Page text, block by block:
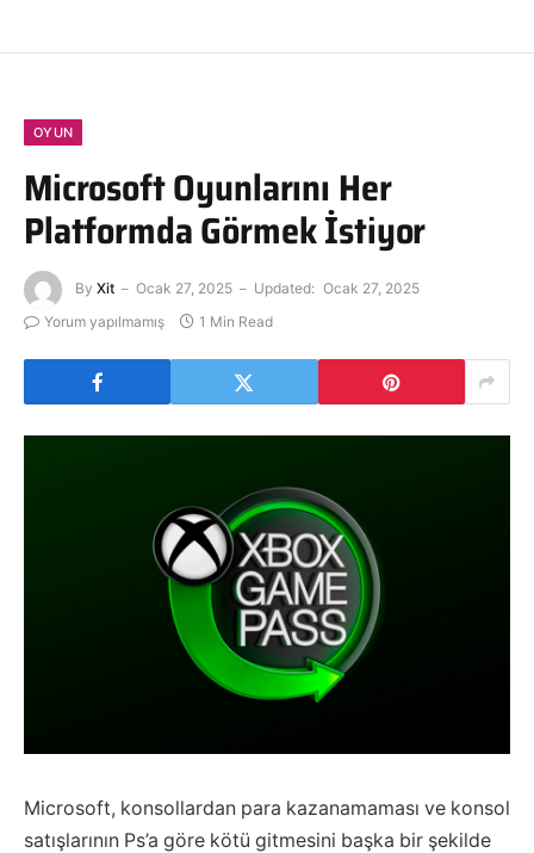
OYUN
Microsoft Oyunlarını Her
Platformda Görmek İstiyor
By Xit Ocak 27, 2025 Updated: Ocak 27, 2025
Yorum yapılmamış
1 Min Read
Microsoft, konsollardan para kazanamaması ve konsol
satışlarının Ps’a göre kötü gitmesini başka bir şekilde